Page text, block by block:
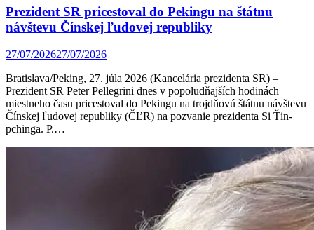
Prezident SR pricestoval do Pekingu na štátnu
návštevu Čínskej ľudovej republiky
27/07/202627/07/2026
Bratislava/Peking, 27. júla 2026 (Kancelária prezidenta SR) –
Prezident SR Peter Pellegrini dnes v popoludňajších hodinách
miestneho času pricestoval do Pekingu na trojdňovú štátnu návštevu
Čínskej ľudovej republiky (ČĽR) na pozvanie prezidenta Si Ťin-
pchinga. P.…